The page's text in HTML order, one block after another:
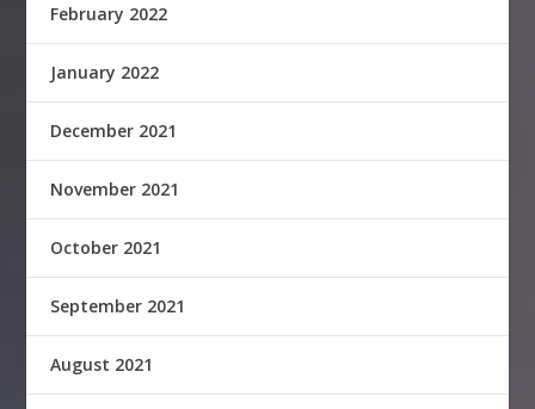
February 2022
January 2022
December 2021
November 2021
October 2021
September 2021
August 2021